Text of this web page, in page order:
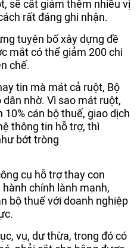
sẽ cắt giảm thêm nhiều vị
rất đáng ghi nhận.
tuyên bố xây dựng đề
mắt có thể giảm 200 chi
chế.
tin mà mát cả ruột, Bộ
nhờ. Vì sao mát ruột,
cán bộ thuế, giao dịch
thông tin hỗ trợ, thì
bớt tròng
cụ hỗ trợ thay con
chính lành mạnh,
bộ thuế với doanh nghiệp
vụ, dư thừa, trong đó có